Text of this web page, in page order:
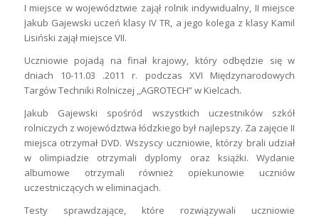
I miejsce w województwie zajął rolnik indywidualny, II miejsce
Jakub Gajewski uczeń klasy IV TR, a jego kolega z klasy Kamil
Lisiński zajął miejsce VII.
Uczniowie pojadą na finał krajowy, który odbędzie się w
dniach 10-11.03 .2011 r. podczas XVI Międzynarodowych
Targów Techniki Rolniczej ,,AGROTECH” w Kielcach.
Jakub Gajewski spośród wszystkich uczestników szkół
rolniczych z województwa łódzkiego był najlepszy. Za zajęcie II
miejsca otrzymał DVD. Wszyscy uczniowie, którzy brali udział
w olimpiadzie otrzymali dyplomy oraz książki. Wydanie
albumowe otrzymali również opiekunowie uczniów
uczestniczących w eliminacjach.
Testy sprawdzające, które rozwiązywali uczniowie